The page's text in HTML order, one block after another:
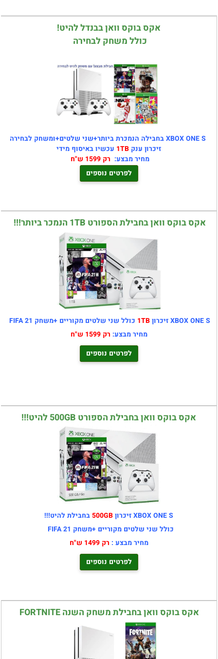
אקס בוקס וואן בבנדל להיט!
כולל משחק לבחירה
XBOX ONE S בחבילה הנמכרת ביותר+שני שלטים+ומשחק לבחירה
זיכרון ענק 1TB עכשיו באיסוף מידי
מחיר מבצע: רק 1599 ש"ח
לפרטים נוספים
אקס בוקס וואן בחבילת הספורט 1TB הנמכר ביותר!!!
XBOX ONE S זיכרון 1TB כולל שני שלטים מקוריים +משחק FIFA 21
מחיר מבצע: רק 1599 ש"ח
לפרטים נוספים
אקס בוקס וואן בחבילת הספורט 500GB להיט!!!
XBOX ONE S זיכרון 500GBבחבילת להיט!!!
כולל שני שלטים מקוריים +משחק FIFA 21
מחיר מבצע : רק 1499 ש"ח
לפרטים נוספים
אקס בוקס וואן בחבילת משחק השנה FORTNITE